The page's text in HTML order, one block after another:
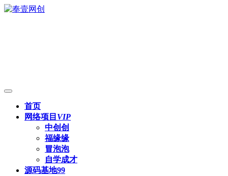
首页
网络项目 VIP
中创创
福缘缘
冒泡泡
自学成才
源码基地99